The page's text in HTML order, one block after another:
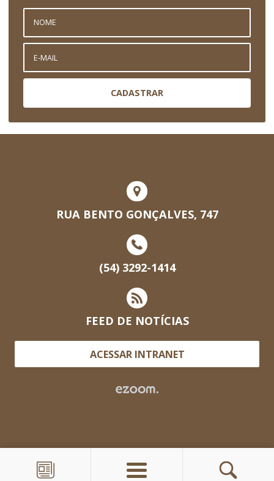
CADASTRAR
RUA BENTO GONÇALVES, 747
(54) 3292-1414
FEED DE NOTÍCIAS
ACESSAR INTRANET